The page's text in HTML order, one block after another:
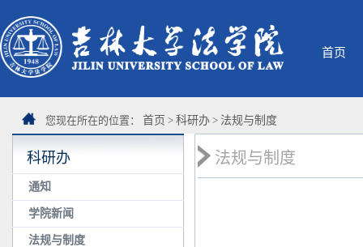
首页
您现在所在的位置： 首页 > 科研办 > 法规与制度
科研办
通知
学院新闻
法规与制度
法规与制度